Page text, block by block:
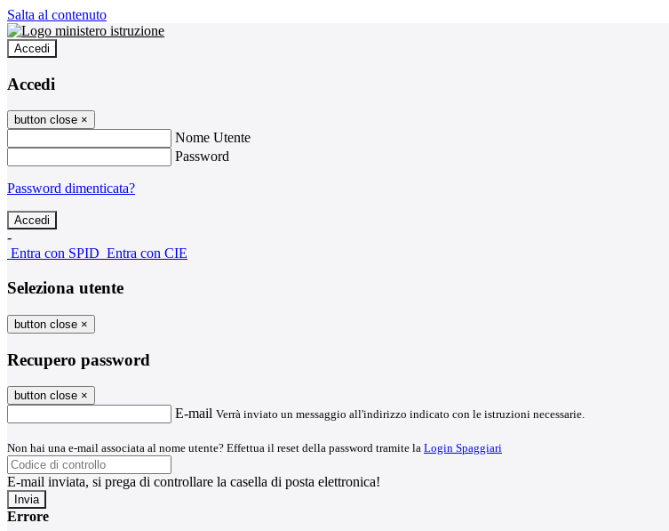
Salta al contenuto
Accedi
Accedi
button close ×
Nome Utente
Password
Password dimenticata?
-
Entra con SPID Entra con CIE
Seleziona utente
button close ×
Recupero password
button close ×
E-mail Verrà inviato un messaggio all'indirizzo indicato con le istruzioni necessarie.
Non hai una e-mail associata al nome utente? Effettua il reset della password tramite la Login Spaggiari
E-mail inviata, si prega di controllare la casella di posta elettronica!
Errore